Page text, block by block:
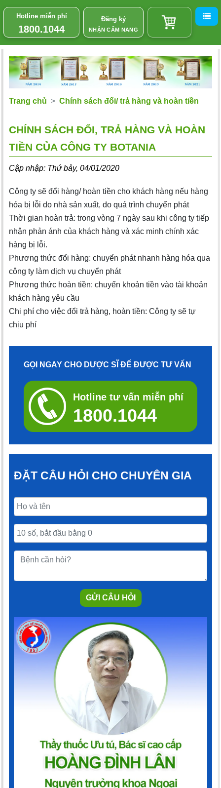
Hotline miễn phí
1800.1044
Đăng ký
NHẬN CẨM NANG
Trang chủ Chính sách đổi/ trả hàng và hoàn tiền
CHÍNH SÁCH ĐỔI, TRẢ HÀNG VÀ HOÀN
TIỀN CỦA CÔNG TY BOTANIA
Cập nhập: Thứ bảy, 04/01/2020
Công ty sẽ đổi hàng/ hoàn tiền cho khách hàng nếu hàng
hóa bị lỗi do nhà sản xuất, do quá trình chuyển phát
Thời gian hoàn trả: trong vòng 7 ngày sau khi công ty tiếp
nhận phản ánh của khách hàng và xác minh chính xác
hàng bị lỗi.
Phương thức đổi hàng: chuyển phát nhanh hàng hóa qua
công ty làm dịch vụ chuyển phát
Phương thức hoàn tiền: chuyển khoản tiền vào tài khoản
khách hàng yêu cầu
Chi phí cho việc đổi trả hàng, hoàn tiền: Công ty sẽ tự
chịu phí
GỌI NGAY CHO DƯỢC SĨ ĐỂ ĐƯỢC TƯ VẤN
Hotline tư vấn miễn phí
1800.1044
ĐẶT CÂU HỎI CHO CHUYÊN GIA
GỬI CÂU HỎI